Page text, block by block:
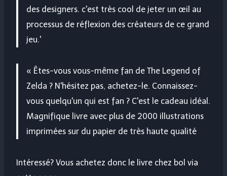
des designers. c'est très cool de jeter un œil au
processus de réflexion des créateurs de ce grand
jeu.'
« Êtes-vous vous-même fan de The Legend of
Zelda ? N'hésitez pas, achetez-le. Connaissez-
vous quelqu'un qui est fan ? C'est le cadeau idéal.
Magnifique livre avec plus de 2000 illustrations
imprimées sur du papier de très haute qualité
Intéressé? Vous achetez donc le livre chez bol via